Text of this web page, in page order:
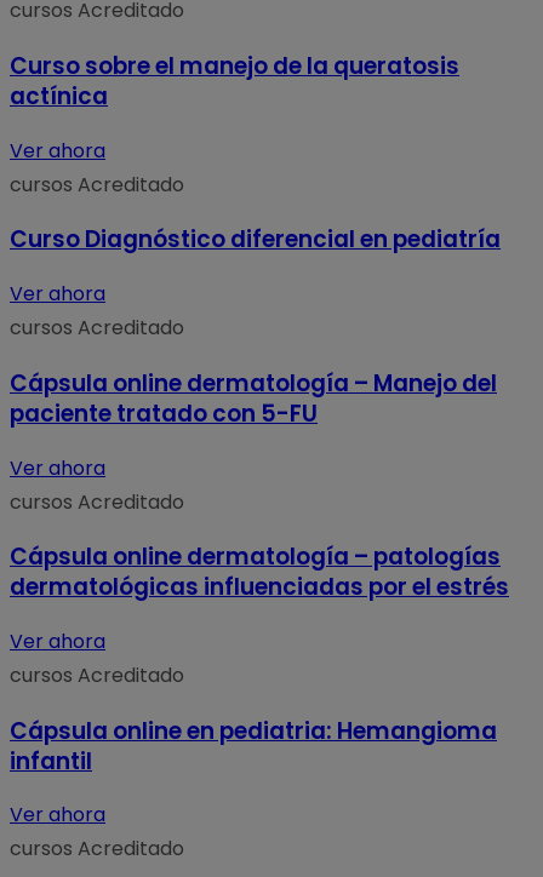
cursos Acreditado
Curso sobre el manejo de la queratosis
actínica
Ver ahora
cursos Acreditado
Curso Diagnóstico diferencial en pediatría
Ver ahora
cursos Acreditado
Cápsula online dermatología – Manejo del
paciente tratado con 5-FU
Ver ahora
cursos Acreditado
Cápsula online dermatología – patologías
dermatológicas influenciadas por el estrés
Ver ahora
cursos Acreditado
Cápsula online en pediatria: Hemangioma
infantil
Ver ahora
cursos Acreditado